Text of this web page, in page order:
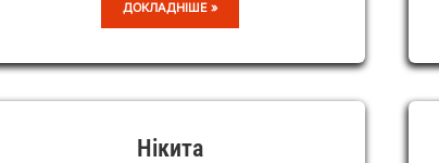
ЄВА
ДОКЛАДНІШЕ »
Нікита